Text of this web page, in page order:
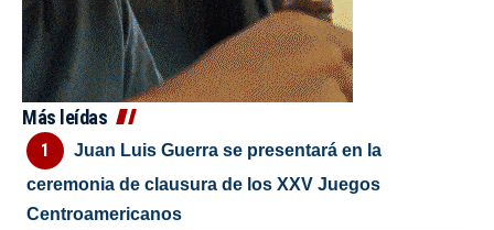
Más leídas
Juan Luis Guerra se presentará en la
ceremonia de clausura de los XXV Juegos
Centroamericanos